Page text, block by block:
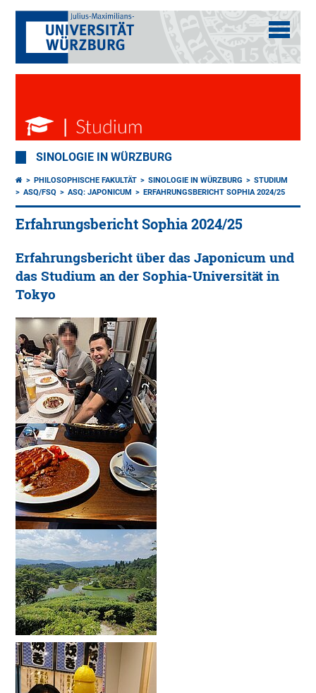
SINOLOGIE IN WÜRZBURG
PHILOSOPHISCHE FAKULTÄT SINOLOGIE IN WÜRZBURG
STUDIUM
ASQ/FSQ
ASQ: JAPONICUM ERFAHRUNGSBERICHT SOPHIA 2024/25
Erfahrungsbericht Sophia 2024/25
Erfahrungsbericht über das Japonicum und
das Studium an der Sophia-Universität in
Tokyo